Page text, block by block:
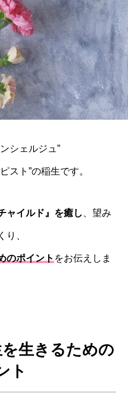
シェルジュ”
スト”の稲生です。
ャイルド』を癒し 、望み
り、
のポイント をお伝えしま
生きるための
ト